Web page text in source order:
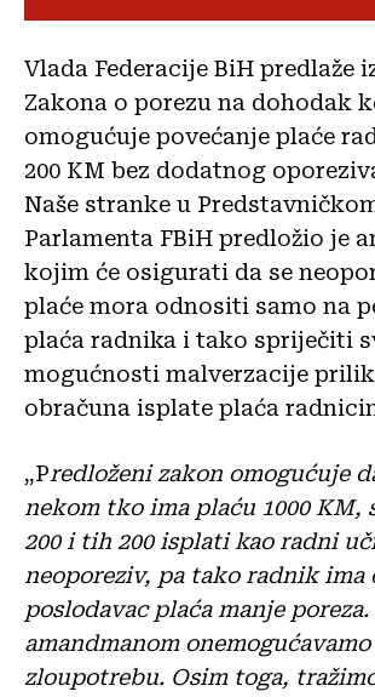
Vlada Federacije BiH predlaže
Zakona o porezu na dohodak
omogućuje povećanje plaće
200 KM bez dodatnog
Naše stranke u
Parlamenta FBiH predložio je
kojim će osigurati da se
plaće mora odnositi samo na
plaća radnika i tako spriječiti
mogućnosti malverzacije
obračuna isplate plaća
„Predloženi zakon omogućuje
nekom tko ima plaću 1000 KM,
200 i tih 200 isplati kao radni
neoporeziv, pa tako radnik ima
poslodavac plaća manje
amandmanom
zloupotrebu. Osim toga,